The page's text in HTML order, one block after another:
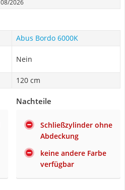
08/2026
Abus Bordo 6000K
Nein
120 cm
Nachteile
Schließzylinder ohne
Abdeckung
keine andere Farbe
verfügbar